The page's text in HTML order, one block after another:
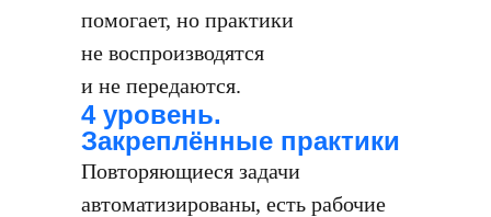
помогает, но практики
не воспроизводятся
и не передаются.
4 уровень.
Закреплённые практики
Повторяющиеся задачи
автоматизированы, есть рабочие